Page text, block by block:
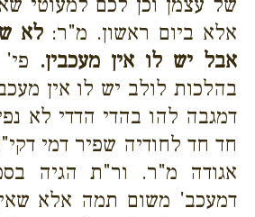
אלא ביום ראשון. מ"ר:לא
אבל יש לו אין מעכבין.
בהלכות לולב יש לו אין
דמגבה להו בהדי הדדי לא
חד חד לחודיה שפיר דמי
אגודה מ"ר. ור"ת הגיה
דמעכב' משום תמה אלא